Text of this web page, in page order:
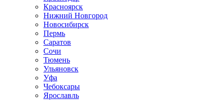
Красноярск
Нижний Новгород
Новосибирск
Пермь
Саратов
Сочи
Тюмень
Ульяновск
Уфа
Чебоксары
Ярославль